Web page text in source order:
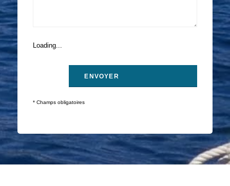
Loading...
* Champs obligatoires